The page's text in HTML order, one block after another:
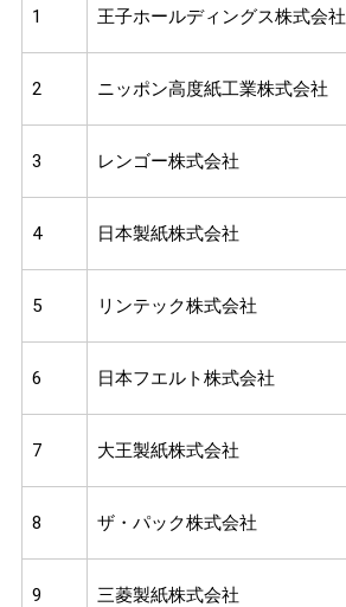
1 王子ホールディングス株式会社
2 ニッポン高度紙工業株式会社
3 レンゴー株式会社
4 日本製紙株式会社
5 リンテック株式会社
6 日本フエルト株式会社
7 大王製紙株式会社
8 ザ・パック株式会社
9 三菱製紙株式会社